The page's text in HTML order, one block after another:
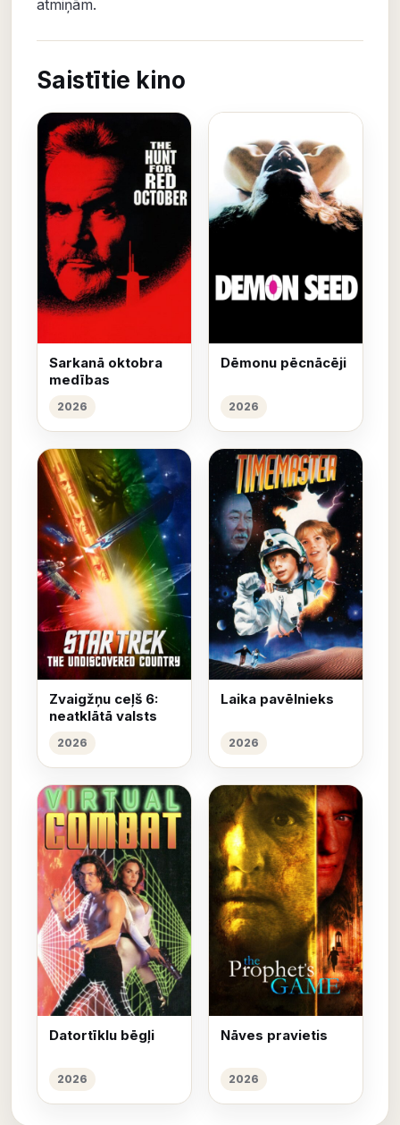
atmiņām.
Saistītie kino
Sarkanā oktobra
medības
2026
Dēmonu pēcnācēji
2026
Zvaigžņu ceļš 6:
neatklātā valsts
2026
Laika pavēlnieks
2026
Datortīklu bēgļi
2026
Nāves pravietis
2026